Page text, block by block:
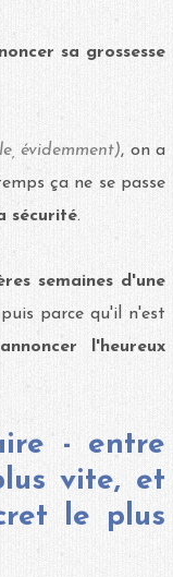
sa grossesse
évidemment), on a
ça ne se passe
sécurité.
semaines d'une
parce qu'il n'est
l'heureux
- entre
vite, et
le plus